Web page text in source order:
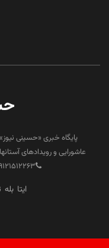
پایگاه خبری «حسینی
عاشورایی و رویدادهای
ایتا بله